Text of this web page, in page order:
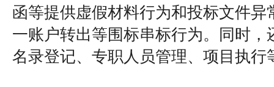
函等提供虚假材料行为和投标文件异
一账户转出等围标串标行为。同时，
名录登记、专职人员管理、项目执行